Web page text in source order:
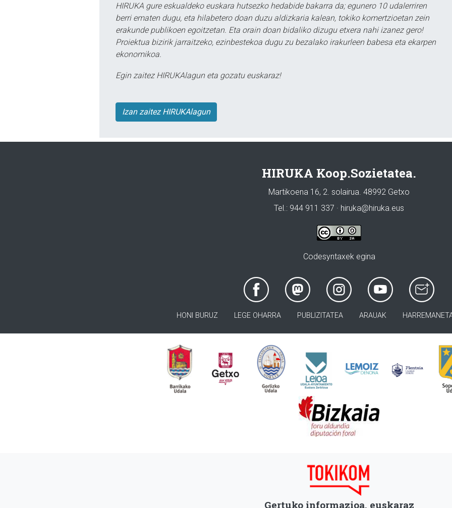
HIRUKA gure eskualdeko euskara hutsezko hedabide bakarra da; egunero 10 udalerriren
berri ematen dugu, eta hilabetero doan duzu aldizkaria kalean, tokiko komertzioetan zein
erakunde publikoen egoitzetan. Eta orain doan bidaliko dizugu etxera nahi izanez gero!
Proiektua bizirik jarraitzeko, ezinbestekoa dugu zu bezalako irakurleen babesa eta ekarpen
ekonomikoa.
Egin zaitez HIRUKAlagun eta gozatu euskaraz!
Izan zaitez HIRUKAlagun
HIRUKA Koop.Sozietatea.
Martikoena 16, 2. solairua. 48992 Getxo
Tel.: 944 911 337 · hiruka@hiruka.eus
Codesyntaxek egina
HONI BURUZ LEGE OHARRA PUBLIZITATEA ARAUAK
Gertuko informazioa, euskaraz